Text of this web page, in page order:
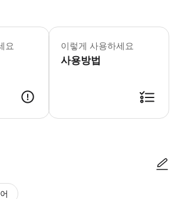
요
*워터월드 이용 시, 신장 1.5미터 미만
- 주차 요금 안내: * 광저우 融创茂
이렇게 사용하세요
사용방법